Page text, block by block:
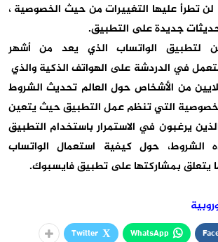
لن تطرأ عليها التغييرات من حيث الخصوصية ،
جديدة على التطبيق.
لتطبيق الواتساب الذي يعد من أشهر
في الدردشة على الهواتف الذكية والذي
من الأشخاص حول العالم تحديث الشروط
التي تنظم عمل التطبيق حيث يتعين
يرغبون في الاستمرار باستخدام التطبيق
الشروط، حول كيفية استعمال الواتساب
يتعلق بمشاركتها على تطبيق فايسبوك.
WhatsApp
Twitter